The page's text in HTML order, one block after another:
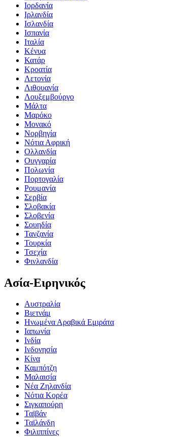
Ιορδανία
Ιρλανδία
Ισλανδία
Ισπανία
Ιταλία
Κένυα
Κατάρ
Κροατία
Λετονία
Λιθουανία
Λουξεμβούργο
Μάλτα
Μαρόκο
Μονακό
Νορβηγία
Νότια Αφρική
Ολλανδία
Ουγγαρία
Πoλωvία
Πορτογαλία
Ρoυμαvία
Σερβία
Σλοβακία
Σλοβενία
Σουηδία
Τανζανία
Τουρκία
Τσεχία
Φινλανδία
Ασία-Ειρηνικός
Αυστραλία
Βιετνάμ
Ηνωμένα Αραβικά Εμιράτα
Ιαπωνία
Ινδία
Ινδονησία
Κίνα
Καμπότζη
Μαλαισία
Νέα Ζηλανδία
Νότια Κορέα
Σιγκαπούρη
Ταϊβάν
Ταϊλάνδη
Φιλιππίνες